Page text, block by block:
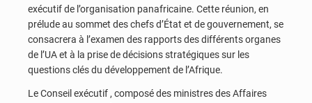
exécutif de l’organisation panafricaine. Cette réunion, en
prélude au sommet des chefs d’État et de gouvernement, se
consacrera à l’examen des rapports des différents organes
de l’UA et à la prise de décisions stratégiques sur les
questions clés du développement de l’Afrique.
Le Conseil exécutif , composé des ministres des Affaires